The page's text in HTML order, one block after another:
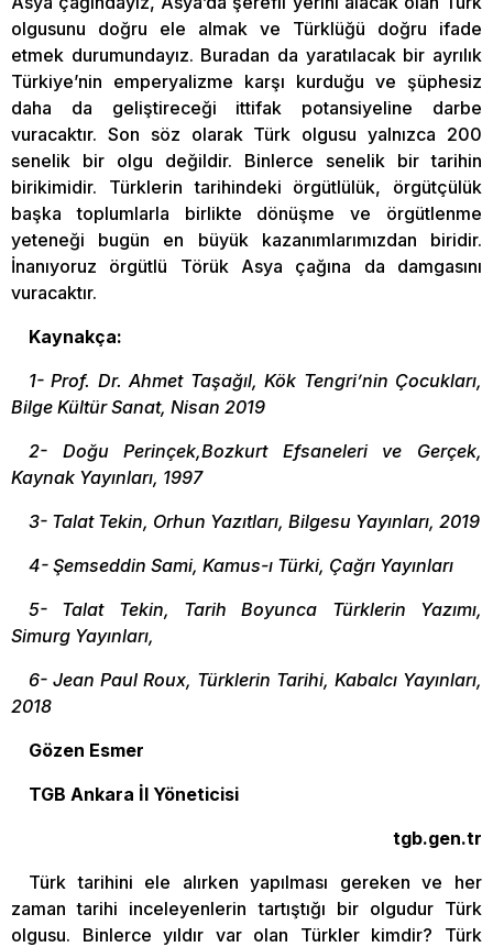
olgusunu doğru ele almak ve Türklüğü doğru ifade
etmek durumundayız. Buradan da yaratılacak bir ayrılık
Türkiye’nin emperyalizme karşı kurduğu ve şüphesiz
daha da geliştireceği ittifak potansiyeline darbe
vuracaktır. Son söz olarak Türk olgusu yalnızca 200
senelik bir olgu değildir. Binlerce senelik bir tarihin
birikimidir. Türklerin tarihindeki örgütlülük, örgütçülük
başka toplumlarla birlikte dönüşme ve örgütlenme
yeteneği bugün en büyük kazanımlarımızdan biridir.
İnanıyoruz örgütlü Törük Asya çağına da damgasını
vuracaktır.
Kaynakça:
1- Prof. Dr. Ahmet Taşağıl, Kök Tengri’nin Çocukları,
Bilge Kültür Sanat, Nisan 2019
2- Doğu Perinçek,Bozkurt Efsaneleri ve Gerçek,
Kaynak Yayınları, 1997
3- Talat Tekin, Orhun Yazıtları, Bilgesu Yayınları, 2019
4- Şemseddin Sami, Kamus-ı Türki, Çağrı Yayınları
5- Talat Tekin, Tarih Boyunca Türklerin Yazımı,
Simurg Yayınları,
6- Jean Paul Roux, Türklerin Tarihi, Kabalcı Yayınları,
2018
Gözen Esmer
TGB Ankara İl Yöneticisi
tgb.gen.tr
Türk tarihini ele alırken yapılması gereken ve her
zaman tarihi inceleyenlerin tartıştığı bir olgudur Türk
olgusu. Binlerce yıldır var olan Türkler kimdir? Türk